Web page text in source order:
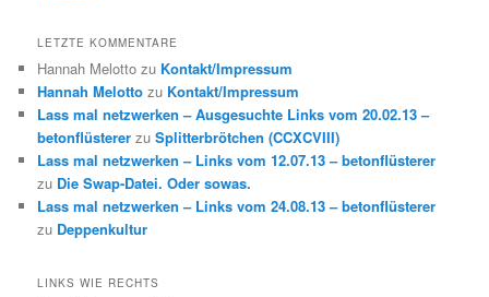
LETZTE KOMMENTARE
Hannah Melotto zu Kontakt/Impressum
Hannah Melotto zu Kontakt/Impressum
Lass mal netzwerken – Ausgesuchte Links vom 20.02.13 –
betonflüsterer zuSplitterbrötchen (CCXCVIII)
Lass mal netzwerken – Links vom 12.07.13 – betonflüsterer
zu Die Swap-Datei. Oder sowas.
Lass mal netzwerken – Links vom 24.08.13 – betonflüsterer
zu Deppenkultur
LINKS WIE RECHTS